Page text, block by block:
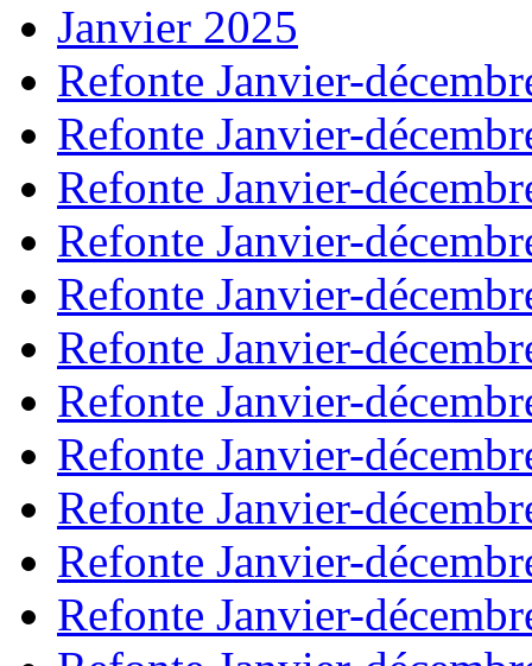
Janvier 2025
Refonte Janvier-
Refonte Janvier-
Refonte Janvier-
Refonte Janvier-
Refonte Janvier-
Refonte Janvier-
Refonte Janvier-
Refonte Janvier-
Refonte Janvier-
Refonte Janvier-
Refonte Janvier-